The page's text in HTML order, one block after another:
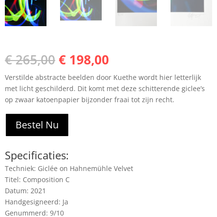
€265,00Oorspronkelijke
prijs
was:
€ 265,00.
€ 198,00
prijs
is:
€ 198,00.
Verstilde abstracte beelden door Kuethe wordt hier letterlijk
met licht geschilderd. Dit komt met deze schitterende giclee’s
op zwaar katoenpapier bijzonder fraai tot zijn recht.
Bestel Nu
Specificaties:
Techniek: Giclée on Hahnemühle Velvet
Titel: Composition C
Datum: 2021
Handgesigneerd: Ja
Genummerd: 9/10